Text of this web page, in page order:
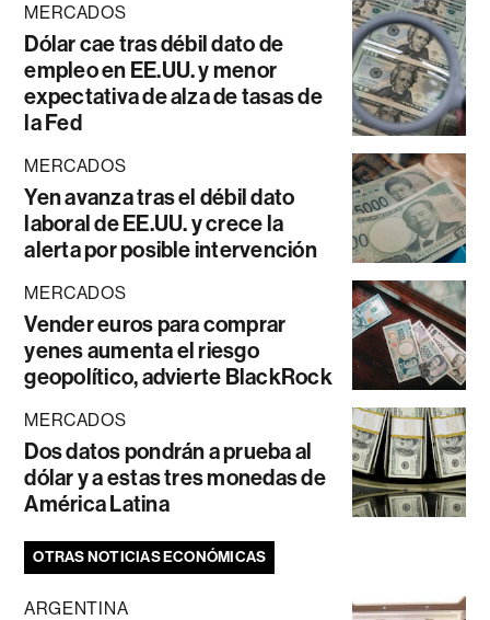
MERCADOS
Dólar cae tras débil dato de
empleo en EE.UU. y menor
expectativa de alza de tasas de
la Fed
MERCADOS
Yen avanza tras el débil dato
laboral de EE.UU. y crece la
alerta por posible intervención
MERCADOS
Vender euros para comprar
yenes aumenta el riesgo
geopolítico, advierte BlackRock
MERCADOS
Dos datos pondrán a prueba al
dólar y a estas tres monedas de
América Latina
OTRAS NOTICIAS ECONÓMICAS
ARGENTINA